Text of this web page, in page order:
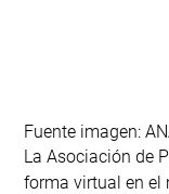
Fuente imagen:
La Asociación de
forma virtual en el